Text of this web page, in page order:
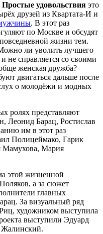
удовольствия это
друзей из Квартата-И и
. В этот раз
по Москве и обсудят
жизни тем.
ли уволить лучшего
не справляется со своими
женская дружба?
двигаться дальше после
о молодёжи и модных
ролях представляют
Леонид Барац, Ростислав
им в этот раз
Полицеймако, Гарик
Мамухова, Мария
этой жизненной
а за сюжет
главных
За визуальный ряд
художником выступила
выступили Эдуард